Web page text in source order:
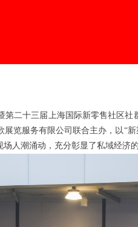
第二十三届上海国际新零售社区
览服务有限公司联合主办，以“
人潮涌动，充分彰显了私域经济的